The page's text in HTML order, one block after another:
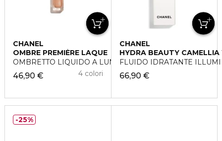
CHANEL
OMBRE PREMIÈRE LAQUE
OMBRETTO LIQUIDO A LUNGA TENUTA
46,90 € 4 colori
CHANEL
HYDRA BEAUTY CAMELLIA
FLUIDO IDRATANTE
66,90 €
25%